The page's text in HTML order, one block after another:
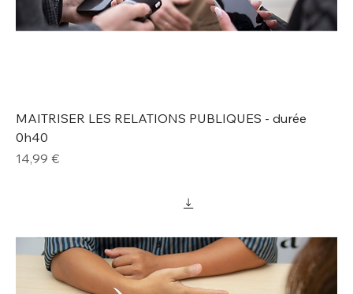
MAITRISER LES RELATIONS PUBLIQUES - durée
0h40
Prix
14,99 €